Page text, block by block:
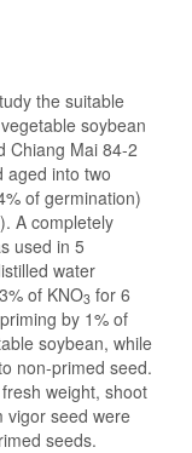
the suitable
soybean
Chiang Mai 84-2
aged into two
of germination)
A completely
used in 5
water
of KNO3 for 6
by 1% of
soybean, while
non-primed seed.
weight, shoot
vigor seed were
seeds.